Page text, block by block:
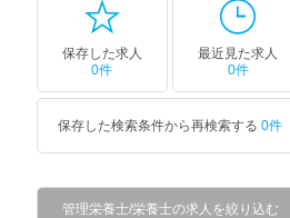
保存した求人
0件
最近見た求人
0件
保存した検索条件から再検索する 0件
管理栄養士/栄養士の求人を絞り込む